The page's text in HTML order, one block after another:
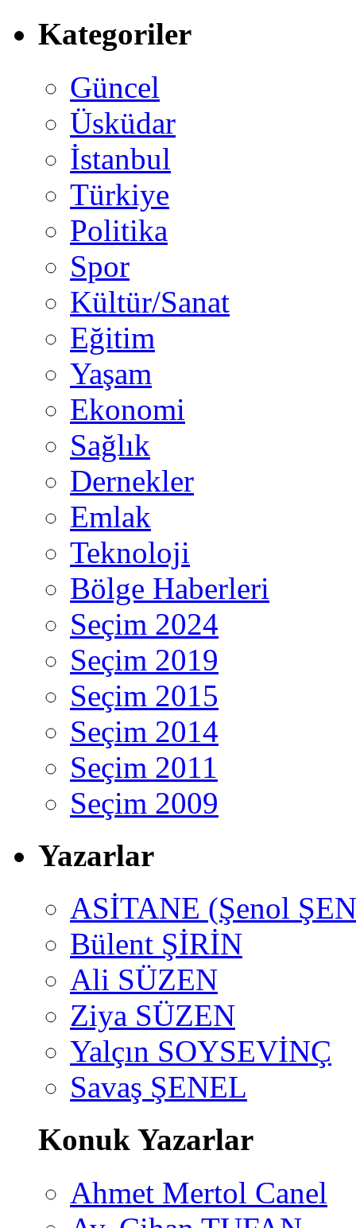
Kategoriler
Güncel
Üsküdar
İstanbul
Türkiye
Politika
Spor
Kültür/Sanat
Eğitim
Yaşam
Ekonomi
Sağlık
Dernekler
Emlak
Teknoloji
Bölge Haberleri
Seçim 2024
Seçim 2019
Seçim 2015
Seçim 2014
Seçim 2011
Seçim 2009
Yazarlar
ASİTANE (Şenol
Bülent ŞİRİN
Ali SÜZEN
Ziya SÜZEN
Yalçın SOYSEVİNÇ
Savaş ŞENEL
Konuk Yazarlar
Ahmet Mertol Canel